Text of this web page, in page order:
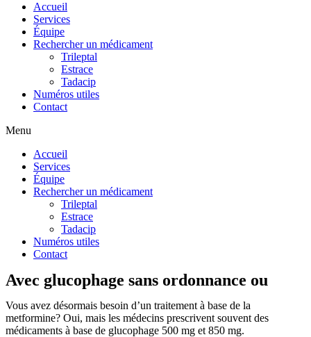
Accueil
Services
Équipe
Rechercher un médicament
Trileptal
Estrace
Tadacip
Numéros utiles
Contact
Menu
Accueil
Services
Équipe
Rechercher un médicament
Trileptal
Estrace
Tadacip
Numéros utiles
Contact
Avec glucophage sans ordonnance ou
Vous avez désormais besoin d’un traitement à base de la
metformine? Oui, mais les médecins prescrivent souvent des
médicaments à base de glucophage 500 mg et 850 mg.